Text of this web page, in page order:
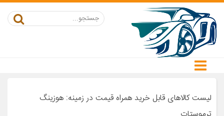
لیست کالاهای قابل خرید همراه قیمت در زمینه: هوزینگ